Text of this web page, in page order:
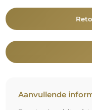
Aanvullende